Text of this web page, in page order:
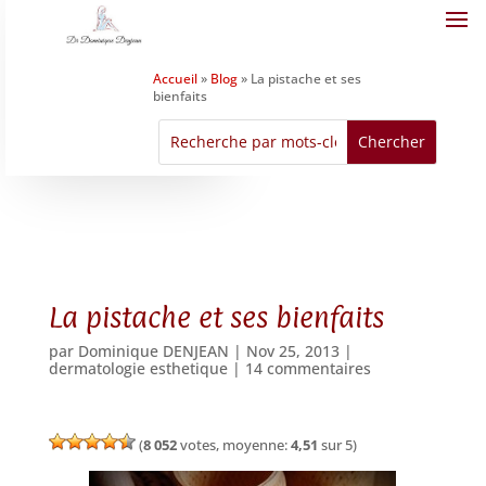
Accueil» Blog» La pistache et ses
bienfaits
La pistache et ses bienfaits
par Dominique DENJEAN | Nov 25, 2013|
dermatologie esthetique| 14 commentaires
(8 052votes, moyenne:4,51 sur 5)